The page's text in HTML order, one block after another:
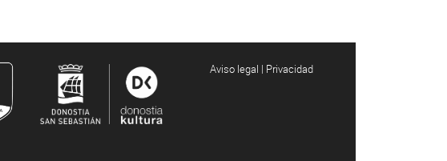
Aviso legal | Privacidad